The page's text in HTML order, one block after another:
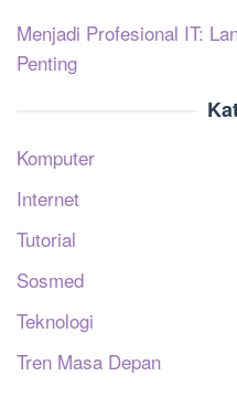
Menjadi Profesional IT:
Penting
Komputer
Internet
Tutorial
Sosmed
Teknologi
Tren Masa Depan